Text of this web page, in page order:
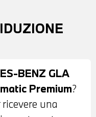
ANTERIORI E
COMANDI
CONTROL -
BENZ GLA
Premium?
una